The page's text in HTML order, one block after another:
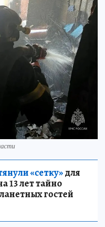
«сетку»для
13 лет тайно
гостей